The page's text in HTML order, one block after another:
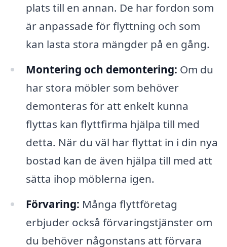
plats till en annan. De har fordon som
är anpassade för flyttning och som
kan lasta stora mängder på en gång.
Montering och demontering: Om du
har stora möbler som behöver
demonteras för att enkelt kunna
flyttas kan flyttfirma hjälpa till med
detta. När du väl har flyttat in i din nya
bostad kan de även hjälpa till med att
sätta ihop möblerna igen.
Förvaring: Många flyttföretag
erbjuder också förvaringstjänster om
du behöver någonstans att förvara